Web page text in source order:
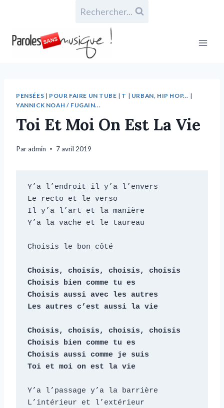
Rechercher...
PENSÉES | POUR FAIRE UN TUBE | T | URBAN, HIP HOP... |
YANNICK NOAH / FUGAIN...
Toi Et Moi On Est La Vie
Paradmin 7 avril 2019
Y’a l’endroit il y’a l’envers
Le recto et le verso
Il y’a l’art et la manière
Y’a la vache et le taureau
Choisis le bon côté
Choisis, choisis, choisis, choisis
Choisis bien comme tu es
Choisis aussi avec les autres
Les autres c’est aussi la vie
Choisis, choisis, choisis, choisis
Choisis bien comme tu es
Choisis aussi comme je suis
Toi et moi on est la vie
Y’a l’passage y’a la barrière
L’intérieur et l’extérieur